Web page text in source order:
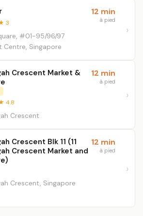
3
#01-95/96/97
Centre, Singapore
12 min
à pied
Crescent Market &
4.8
Crescent
12 min
à pied
Crescent Blk 11 (11
Crescent Market and
Crescent, Singapore
12 min
à pied